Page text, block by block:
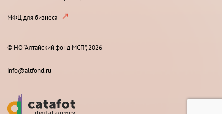
МФЦ для бизнеса
© НО “Алтайский фонд МСП”, 2026
info@altfond.ru